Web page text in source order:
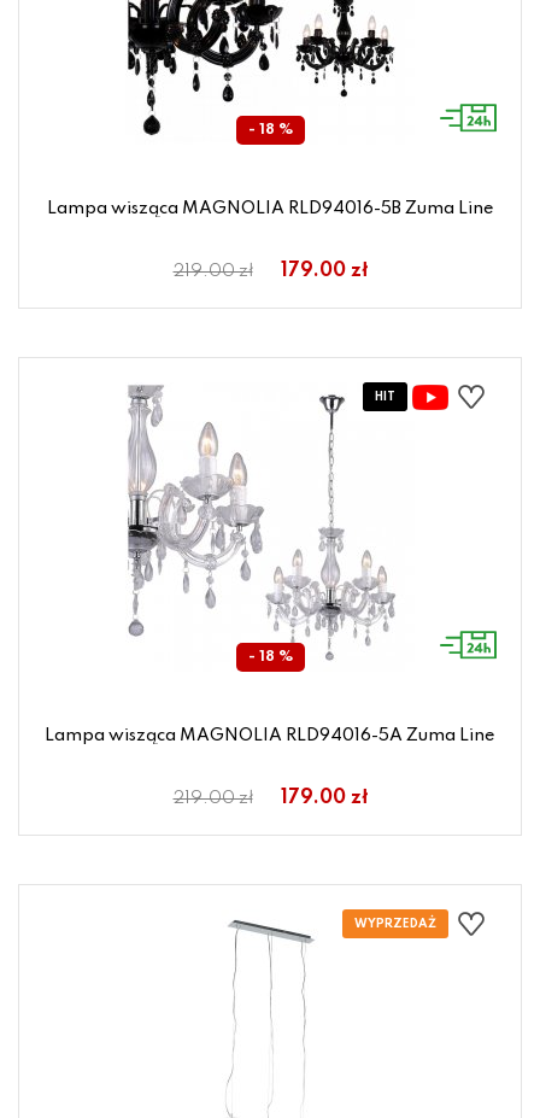
- 18 %
Lampa wisząca MAGNOLIA RLD94016-5B Zuma Line
219.00 zł 179.00 zł
- 18 %
Lampa wisząca MAGNOLIA RLD94016-5A Zuma Line
219.00 zł 179.00 zł